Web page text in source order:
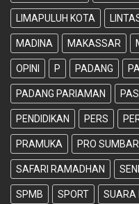
LIMAPULUH KOTA
MADINA MAKASSAR
OPINI P PADANG
PADANG PARIAMAN
PENDIDIKAN PERS
PRAMUKA PRO
SAFARI RAMADHAN
SPMB SPORT SUARA